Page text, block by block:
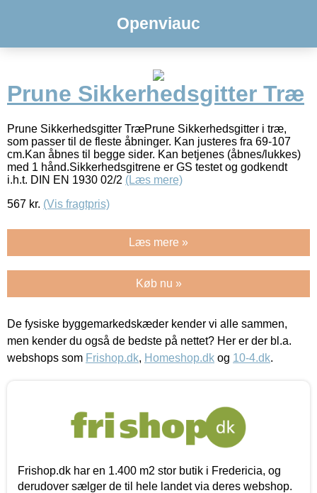
Openviauc
Prune Sikkerhedsgitter Træ
Prune Sikkerhedsgitter TræPrune Sikkerhedsgitter i træ,
som passer til de fleste åbninger. Kan justeres fra 69-107
cm.Kan åbnes til begge sider. Kan betjenes (åbnes/lukkes)
med 1 hånd.Sikkerhedsgitrene er GS testet og godkendt
i.h.t. DIN EN 1930 02/2 (Læs mere)
567 kr. (Vis fragtpris)
Læs mere »
Køb nu »
De fysiske byggemarkedskæder kender vi alle sammen,
men kender du også de bedste på nettet? Her er der bl.a.
webshops som Frishop.dk, Homeshop.dk og 10-4.dk.
Frishop.dk har en 1.400 m2 stor butik i Fredericia, og
derudover sælger de til hele landet via deres webshop.